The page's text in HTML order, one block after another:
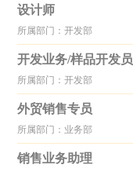
设计师
所属部门：开发部
开发业务/样品开发员
所属部门：开发部
外贸销售专员
所属部门：业务部
销售业务助理